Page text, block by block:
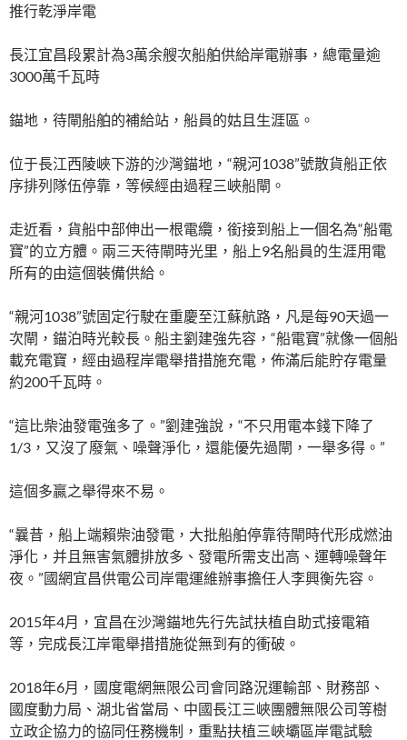
推行乾淨岸電
長江宜昌段累計為3萬余艘次船舶供給岸電辦事，總電量逾
3000萬千瓦時
錨地，待閘船舶的補給站，船員的姑且生涯區。
位于長江西陵峽下游的沙灣錨地，“親河1038”號散貨船正依
序排列隊伍停靠，等候經由過程三峽船閘。
走近看，貨船中部伸出一根電纜，銜接到船上一個名為“船電
寶”的立方體。兩三天待閘時光里，船上9名船員的生涯用電
所有的由這個裝備供給。
“親河1038”號固定行駛在重慶至江蘇航路，凡是每90天過一
次閘，錨泊時光較長。船主劉建強先容，“船電寶”就像一個船
載充電寶，經由過程岸電舉措措施充電，佈滿后能貯存電量
約200千瓦時。
“這比柴油發電強多了。”劉建強說，“不只用電本錢下降了
1/3，又沒了廢氣、噪聲淨化，還能優先過閘，一舉多得。”
這個多贏之舉得來不易。
“曩昔，船上端賴柴油發電，大批船舶停靠待閘時代形成燃油
淨化，并且無害氣體排放多、發電所需支出高、運轉噪聲年
夜。”國網宜昌供電公司岸電運維辦事擔任人李興衡先容。
2015年4月，宜昌在沙灣錨地先行先試扶植自助式接電箱
等，完成長江岸電舉措措施從無到有的衝破。
2018年6月，國度電網無限公司會同路況運輸部、財務部、
國度動力局、湖北省當局、中國長江三峽團體無限公司等樹
立政企協力的協同任務機制，重點扶植三峽壩區岸電試驗